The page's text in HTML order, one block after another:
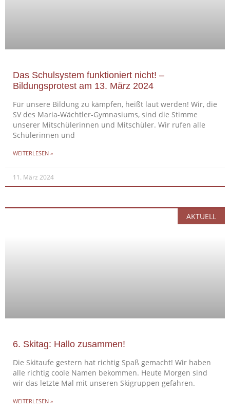
Das Schulsystem funktioniert nicht! –
Bildungsprotest am 13. März 2024
Für unsere Bildung zu kämpfen, heißt laut werden! Wir, die
SV des Maria-Wächtler-Gymnasiums, sind die Stimme
unserer Mitschülerinnen und Mitschüler. Wir rufen alle
Schülerinnen und
WEITERLESEN »
11. März 2024
AKTUELL
6. Skitag: Hallo zusammen!
Die Skitaufe gestern hat richtig Spaß gemacht! Wir haben
alle richtig coole Namen bekommen. Heute Morgen sind
wir das letzte Mal mit unseren Skigruppen gefahren.
WEITERLESEN »